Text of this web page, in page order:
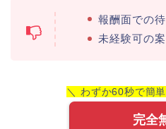
報酬面での
未経験可の
＼ わずか60秒で簡
完全